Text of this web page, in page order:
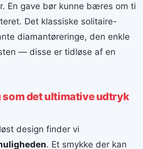
En gave bør kunne bæres om ti
Det klassiske solitaire-
diamantøreringe, den enkle
— disse er tidløse af en
det ultimative udtryk
design finder vi
. Et smykke der kan